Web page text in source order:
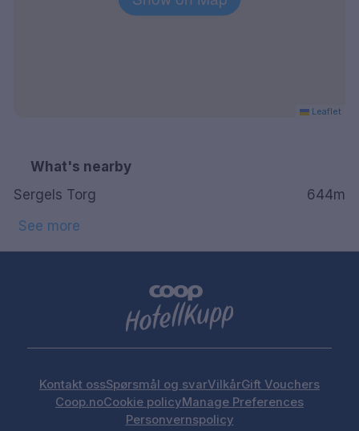
Leaflet
What's nearby
Sergels Torg
644m
See more
Kontakt ossSpørsmål og svarVilkårGift Vouchers
Coop.noCookie policyManage Preferences
Personvernspolicy